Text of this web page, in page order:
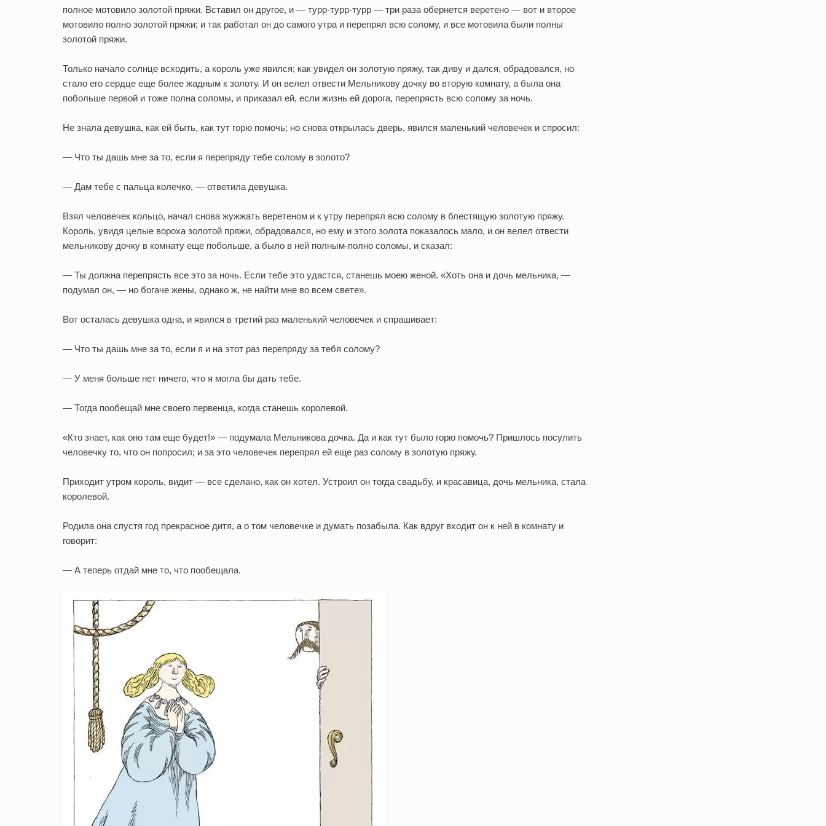
полное мотовило золотой пряжи. Вставил он другое, и — турр-турр-турр — три раза обернется веретено — вот и второе
мотовило полно золотой пряжи; и так работал он до самого утра и перепрял всю солому, и все мотовила были полны
золотой пряжи.
Только начало солнце всходить, а король уже явился; как увидел он золотую пряжу, так диву и дался, обрадовался, но
стало его сердце еще более жадным к золоту. И он велел отвести Мельникову дочку во вторую комнату, а была она
побольше первой и тоже полна соломы, и приказал ей, если жизнь ей дорога, перепрясть всю солому за ночь.
Не знала девушка, как ей быть, как тут горю помочь; но снова открылась дверь, явился маленький человечек и спросил:
— Что ты дашь мне за то, если я перепряду тебе солому в золото?
— Дам тебе с пальца колечко, — ответила девушка.
Взял человечек кольцо, начал снова жужжать веретеном и к утру перепрял всю солому в блестящую золотую пряжу.
Король, увидя целые вороха золотой пряжи, обрадовался, но ему и этого золота показалось мало, и он велел отвести
мельникову дочку в комнату еще побольше, а было в ней полным-полно соломы, и сказал:
— Ты должна перепрясть все это за ночь. Если тебе это удастся, станешь моею женой. «Хоть она и дочь мельника, —
подумал он, — но богаче жены, однако ж, не найти мне во всем свете».
Вот осталась девушка одна, и явился в третий раз маленький человечек и спрашивает:
— Что ты дашь мне за то, если я и на этот раз перепряду за тебя солому?
— У меня больше нет ничего, что я могла бы дать тебе.
— Тогда пообещай мне своего первенца, когда станешь королевой.
«Кто знает, как оно там еще будет!» — подумала Мельникова дочка. Да и как тут было горю помочь? Пришлось посулить
человечку то, что он попросил; и за это человечек перепрял ей еще раз солому в золотую пряжу.
Приходит утром король, видит — все сделано, как он хотел. Устроил он тогда свадьбу, и красавица, дочь мельника, стала
королевой.
Родила она спустя год прекрасное дитя, а о том человечке и думать позабыла. Как вдруг входит он к ней в комнату и
говорит:
— А теперь отдай мне то, что пообещала.